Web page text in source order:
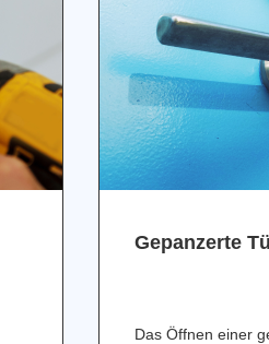
Gepanzerte
Das Öffnen einer